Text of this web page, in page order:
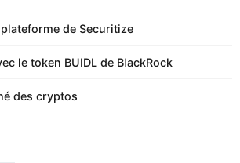
de Securitize
le token BUIDL de BlackRock
des cryptos